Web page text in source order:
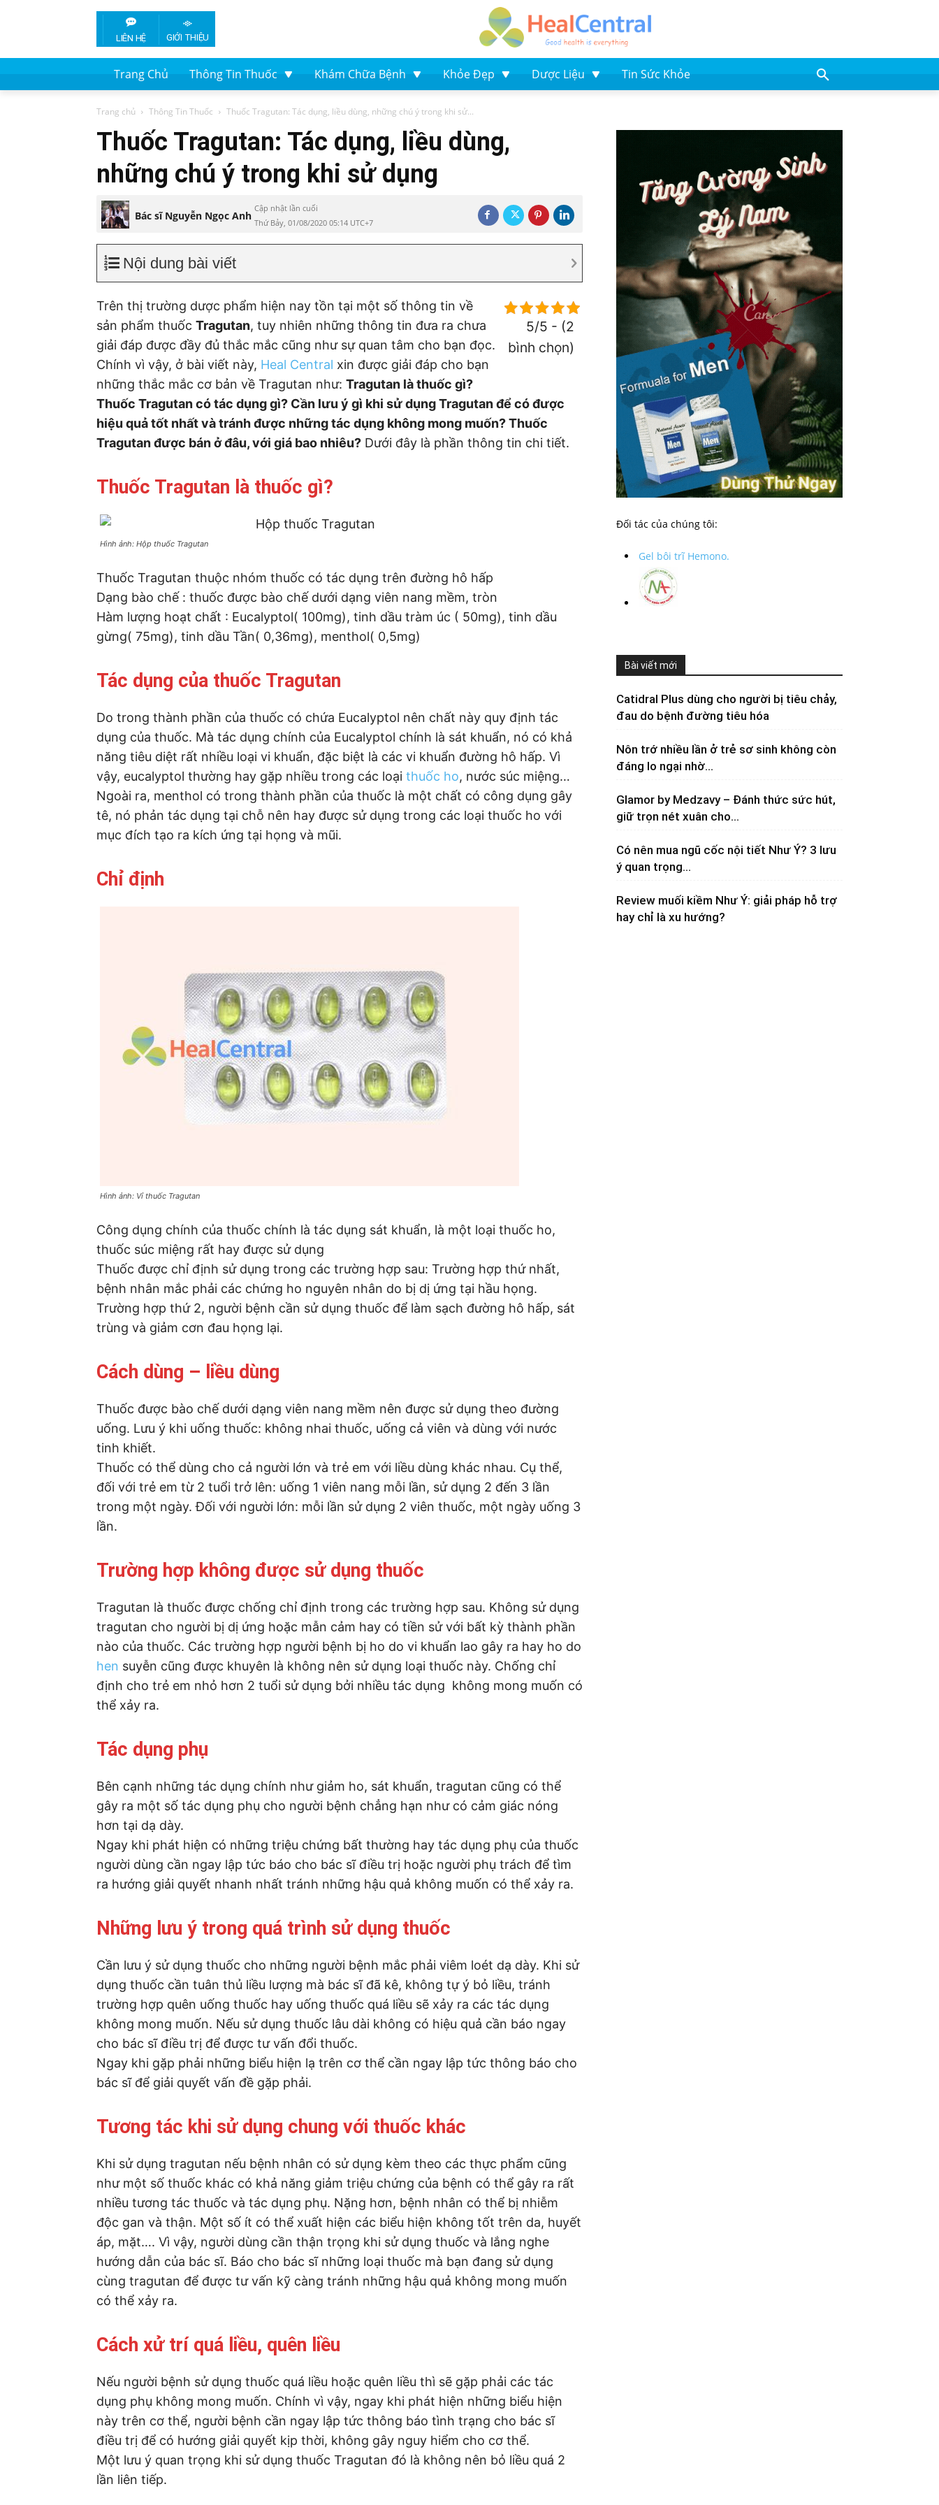
LIÊN HỆ GIỚI THIỆU
Trang Chủ Thông Tin Thuốc Khám Chữa Bệnh Khỏe Đẹp Dược Liệu Tin Sức Khỏe
Trang chủ Thông Tin Thuốc Thuốc Tragutan: Tác dụng, liều dùng, những chú ý trong khi sử...
Thuốc Tragutan: Tác dụng, liều dùng,
những chú ý trong khi sử dụng
Bác sĩ Nguyễn Ngọc Anh
Cập nhật lần cuối
Thứ Bảy, 01/08/2020 05:14 UTC+7
Nội dung bài viết
5/5 - (2
bình chọn)
Trên thị trường dược phẩm hiện nay tồn tại một số thông tin về
sản phẩm thuốc Tragutan, tuy nhiên những thông tin đưa ra chưa
giải đáp được đầy đủ thắc mắc cũng như sự quan tâm cho bạn đọc.
Chính vì vậy, ở bài viết này, Heal Central xin được giải đáp cho bạn
những thắc mắc cơ bản về Tragutan như: Tragutan là thuốc gì?
Thuốc Tragutan có tác dụng gì? Cần lưu ý gì khi sử dụng Tragutan để có được
hiệu quả tốt nhất và tránh được những tác dụng không mong muốn? Thuốc
Tragutan được bán ở đâu, với giá bao nhiêu? Dưới đây là phần thông tin chi tiết.
Thuốc Tragutan là thuốc gì?
Hình ảnh: Hộp thuốc Tragutan
Thuốc Tragutan thuộc nhóm thuốc có tác dụng trên đường hô hấp
Dạng bào chế : thuốc được bào chế dưới dạng viên nang mềm, tròn
Hàm lượng hoạt chất : Eucalyptol( 100mg), tinh dầu tràm úc ( 50mg), tinh dầu
gừng( 75mg), tinh dầu Tần( 0,36mg), menthol( 0,5mg)
Tác dụng của thuốc Tragutan
Do trong thành phần của thuốc có chứa Eucalyptol nên chất này quy định tác
dụng của thuốc. Mà tác dụng chính của Eucalyptol chính là sát khuẩn, nó có khả
năng tiêu diệt rất nhiều loại vi khuẩn, đặc biệt là các vi khuẩn đường hô hấp. Vì
vậy, eucalyptol thường hay gặp nhiều trong các loại thuốc ho, nước súc miệng…
Ngoài ra, menthol có trong thành phần của thuốc là một chất có công dụng gây
tê, nó phản tác dụng tại chỗ nên hay được sử dụng trong các loại thuốc ho với
mục đích tạo ra kích ứng tại họng và mũi.
Chỉ định
Hình ảnh: Vỉ thuốc Tragutan
Công dụng chính của thuốc chính là tác dụng sát khuẩn, là một loại thuốc ho,
thuốc súc miệng rất hay được sử dụng
Thuốc được chỉ định sử dụng trong các trường hợp sau: Trường hợp thứ nhất,
bệnh nhân mắc phải các chứng ho nguyên nhân do bị dị ứng tại hầu họng.
Trường hợp thứ 2, người bệnh cần sử dụng thuốc để làm sạch đường hô hấp, sát
trùng và giảm cơn đau họng lại.
Cách dùng – liều dùng
Thuốc được bào chế dưới dạng viên nang mềm nên được sử dụng theo đường
uống. Lưu ý khi uống thuốc: không nhai thuốc, uống cả viên và dùng với nước
tinh khiết.
Thuốc có thể dùng cho cả người lớn và trẻ em với liều dùng khác nhau. Cụ thể,
đối với trẻ em từ 2 tuổi trở lên: uống 1 viên nang mỗi lần, sử dụng 2 đến 3 lần
trong một ngày. Đối với người lớn: mỗi lần sử dụng 2 viên thuốc, một ngày uống 3
lần.
Trường hợp không được sử dụng thuốc
Tragutan là thuốc được chống chỉ định trong các trường hợp sau. Không sử dụng
tragutan cho người bị dị ứng hoặc mẫn cảm hay có tiền sử với bất kỳ thành phần
nào của thuốc. Các trường hợp người bệnh bị ho do vi khuẩn lao gây ra hay ho do
hen suyễn cũng được khuyên là không nên sử dụng loại thuốc này. Chống chỉ
định cho trẻ em nhỏ hơn 2 tuổi sử dụng bởi nhiều tác dụng không mong muốn có
thể xảy ra.
Tác dụng phụ
Bên cạnh những tác dụng chính như giảm ho, sát khuẩn, tragutan cũng có thể
gây ra một số tác dụng phụ cho người bệnh chẳng hạn như có cảm giác nóng
hơn tại dạ dày.
Ngay khi phát hiện có những triệu chứng bất thường hay tác dụng phụ của thuốc
người dùng cần ngay lập tức báo cho bác sĩ điều trị hoặc người phụ trách để tìm
ra hướng giải quyết nhanh nhất tránh những hậu quả không muốn có thể xảy ra.
Những lưu ý trong quá trình sử dụng thuốc
Cần lưu ý sử dụng thuốc cho những người bệnh mắc phải viêm loét dạ dày. Khi sử
dụng thuốc cần tuân thủ liều lượng mà bác sĩ đã kê, không tự ý bỏ liều, tránh
trường hợp quên uống thuốc hay uống thuốc quá liều sẽ xảy ra các tác dụng
không mong muốn. Nếu sử dụng thuốc lâu dài không có hiệu quả cần báo ngay
cho bác sĩ điều trị để được tư vấn đổi thuốc.
Ngay khi gặp phải những biểu hiện lạ trên cơ thể cần ngay lập tức thông báo cho
bác sĩ để giải quyết vấn đề gặp phải.
Tương tác khi sử dụng chung với thuốc khác
Khi sử dụng tragutan nếu bệnh nhân có sử dụng kèm theo các thực phẩm cũng
như một số thuốc khác có khả năng giảm triệu chứng của bệnh có thể gây ra rất
nhiều tương tác thuốc và tác dụng phụ. Nặng hơn, bệnh nhân có thể bị nhiễm
độc gan và thận. Một số ít có thể xuất hiện các biểu hiện không tốt trên da, huyết
áp, mặt…. Vì vậy, người dùng cần thận trọng khi sử dụng thuốc và lắng nghe
hướng dẫn của bác sĩ. Báo cho bác sĩ những loại thuốc mà bạn đang sử dụng
cùng tragutan để được tư vấn kỹ càng tránh những hậu quả không mong muốn
có thể xảy ra.
Cách xử trí quá liều, quên liều
Nếu người bệnh sử dụng thuốc quá liều hoặc quên liều thì sẽ gặp phải các tác
dụng phụ không mong muốn. Chính vì vậy, ngay khi phát hiện những biểu hiện
này trên cơ thể, người bệnh cần ngay lập tức thông báo tình trạng cho bác sĩ
điều trị để có hướng giải quyết kịp thời, không gây nguy hiểm cho cơ thể.
Một lưu ý quan trọng khi sử dụng thuốc Tragutan đó là không nên bỏ liều quá 2
lần liên tiếp.
Đối tác của chúng tôi:
Gel bôi trĩ Hemono.
Bài viết mới
Catidral Plus dùng cho người bị tiêu chảy,
đau do bệnh đường tiêu hóa
Nôn trớ nhiều lần ở trẻ sơ sinh không còn
đáng lo ngại nhờ...
Glamor by Medzavy – Đánh thức sức hút,
giữ trọn nét xuân cho...
Có nên mua ngũ cốc nội tiết Như Ý? 3 lưu
ý quan trọng...
Review muối kiềm Như Ý: giải pháp hỗ trợ
hay chỉ là xu hướng?